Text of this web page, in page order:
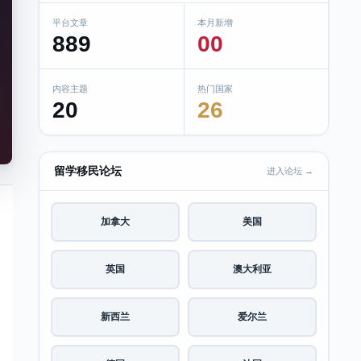
平台文章
889
本月新增
00
内容主题
20
热门国家
26
留学移民论坛 进入论坛 →
加拿大 美国
英国 澳大利亚
新西兰 爱尔兰